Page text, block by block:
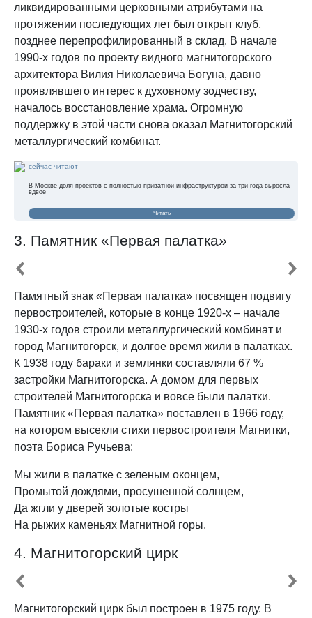
ликвидированными церковными атрибутами на
протяжении последующих лет был открыт клуб,
позднее перепрофилированный в склад. В начале
1990-х годов по проекту видного магнитогорского
архитектора Вилия Николаевича Богуна, давно
проявлявшего интерес к духовному зодчеству,
началось восстановление храма. Огромную
поддержку в этой части снова оказал Магнитогорский
металлургический комбинат.
сейчас читают
В Москве доля проектов с полностью приватной инфраструктурой за три года выросла
вдвое
Читать
3. Памятник «Первая палатка»
Памятный знак «Первая палатка» посвящен подвигу
первостроителей, которые в конце 1920-х – начале
1930-х годов строили металлургический комбинат и
город Магнитогорск, и долгое время жили в палатках.
К 1938 году бараки и землянки составляли 67 %
застройки Магнитогорска. А домом для первых
строителей Магнитогорска и вовсе были палатки.
Памятник «Первая палатка» поставлен в 1966 году,
на котором высекли стихи первостроителя Магнитки,
поэта Бориса Ручьева:
Мы жили в палатке с зеленым оконцем,
Промытой дождями, просушенной солнцем,
Да жгли у дверей золотые костры
На рыжих каменьях Магнитной горы.
4. Магнитогорский цирк
Магнитогорский цирк был построен в 1975 году. В